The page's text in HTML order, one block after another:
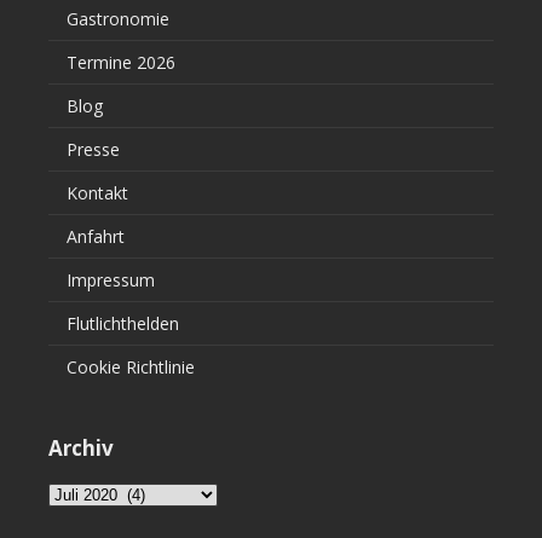
Gastronomie
Termine 2026
Blog
Presse
Kontakt
Anfahrt
Impressum
Flutlichthelden
Cookie Richtlinie
Archiv
Archiv